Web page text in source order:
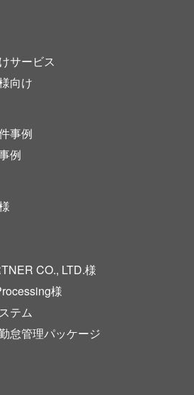
サービス
向け
事例
例
CO., LTD.様
様
テム
怠管理パッケージ